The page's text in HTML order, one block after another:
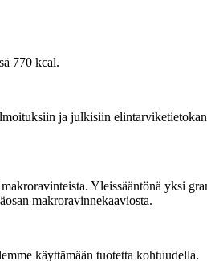
770 kcal.
ja julkisiin
Yleissääntönä yksi
makroravinnekaaviosta.
käyttämään tuotetta kohtuudella.